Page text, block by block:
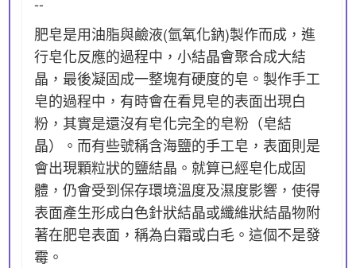
肥皂是用油脂與鹼液(氫氧化鈉)製作而成，進
行皂化反應的過程中，小結晶會聚合成大結
晶，最後凝固成一整塊有硬度的皂。製作手工
皂的過程中，有時會在看見皂的表面出現白
粉，其實是還沒有皂化完全的皂粉（皂結
晶）。而有些號稱含海鹽的手工皂，表面則是
會出現顆粒狀的鹽結晶。就算已經皂化成固
體，仍會受到保存環境溫度及濕度影響，使得
表面產生形成白色針狀結晶或纖維狀結晶物附
著在肥皂表面，稱為白霜或白毛。這個不是發
霉。